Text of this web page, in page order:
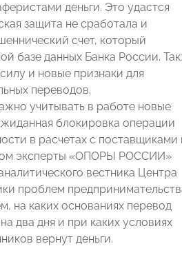
деньги. Это удастся
защита не сработала и
счет, который
базе данных Банка России.
и новые признаки для
переводов.
учитывать в работе новые
блокировка операции
в расчетах с поставщиками
эксперты «ОПОРЫ РОССИИ»
вестника Центра
проблем
на каких основаниях перевод
два дня и при каких условиях
вернут деньги.